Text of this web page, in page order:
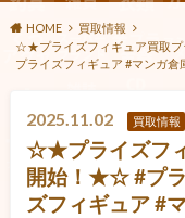
HOME
買取情報
☆★プライズフィギュア買取
プライズフィギュア #マンガ倉
2025.11.02 買取情報
☆★プライズフ
開始！★☆ #プラ
ズフィギュア #